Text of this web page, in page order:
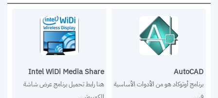
AutoCAD
Intel WiDi Media Share